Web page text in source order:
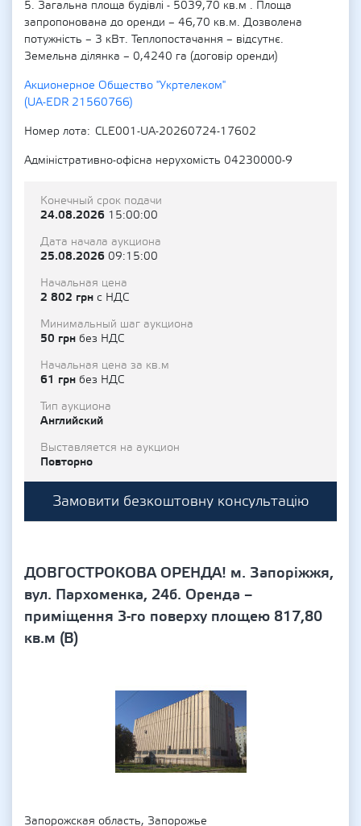
5. Загальна площа будівлі - 5039,70 кв.м . Площа
запропонована до оренди – 46,70 кв.м. Дозволена
потужність – 3 кВт. Теплопостачання – відсутнє.
Земельна ділянка – 0,4240 га (договір оренди)
Акционерное Общество "Укртелеком"
(UA-EDR 21560766)
Номер лота
CLE001-UA-20260724-17602
Адміністративно-офісна нерухомість 04230000-9
Конечный срок подачи
24.08.2026 15:00:00
Дата начала аукциона
25.08.2026 09:15:00
Начальная цена
2 802 грн с НДС
Минимальный шаг аукциона
50 грн без НДС
Начальная цена за кв.м
61 грн без НДС
Тип аукциона
Английский
Выставляется на аукцион
Повторно
Замовити безкоштовну консультацію
ДОВГОСТРОКОВА ОРЕНДА! м. Запоріжжя,
вул. Пархоменка, 24б. Оренда –
приміщення 3-го поверху площею 817,80
кв.м (В)
Запорожская область, Запорожье